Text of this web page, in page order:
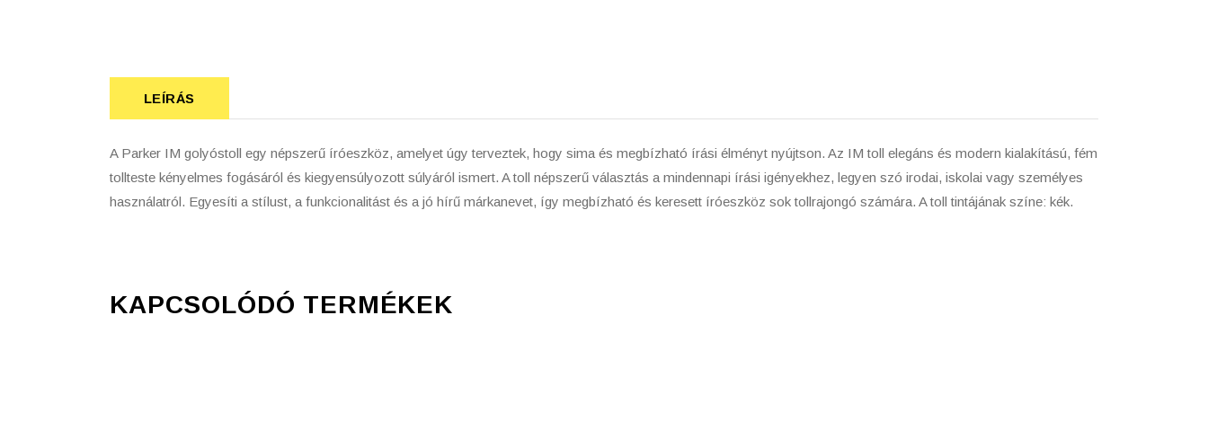
LEÍRÁS
A Parker IM golyóstoll egy népszerű íróeszköz, amelyet úgy terveztek, hogy sima és megbízható írási élményt nyújtson. Az IM toll elegáns és modern kialakítású, fém
tollteste kényelmes fogásáról és kiegyensúlyozott súlyáról ismert. A toll népszerű választás a mindennapi írási igényekhez, legyen szó irodai, iskolai vagy személyes
használatról. Egyesíti a stílust, a funkcionalitást és a jó hírű márkanevet, így megbízható és keresett íróeszköz sok tollrajongó számára. A toll tintájának színe: kék.
KAPCSOLÓDÓ TERMÉKEK